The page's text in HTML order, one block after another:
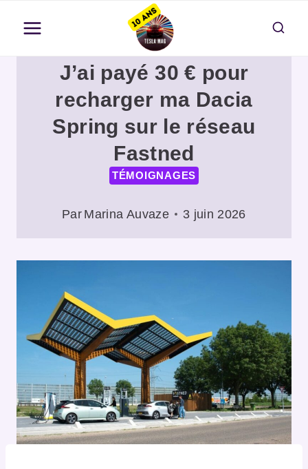
contenu
J’ai payé 30 € pour
recharger ma Dacia
Spring sur le réseau
Fastned
TÉMOIGNAGES
Par Marina Auvaze 3 juin 2026